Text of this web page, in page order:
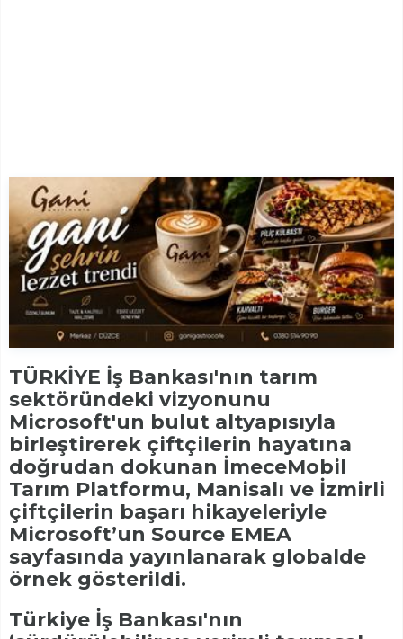
TÜRKİYE İş Bankası'nın tarım
sektöründeki vizyonunu
Microsoft'un bulut altyapısıyla
birleştirerek çiftçilerin hayatına
doğrudan dokunan İmeceMobil
Tarım Platformu, Manisalı ve İzmirli
çiftçilerin başarı hikayeleriyle
Microsoft’un Source EMEA
sayfasında yayınlanarak globalde
örnek gösterildi.
Türkiye İş Bankası'nın